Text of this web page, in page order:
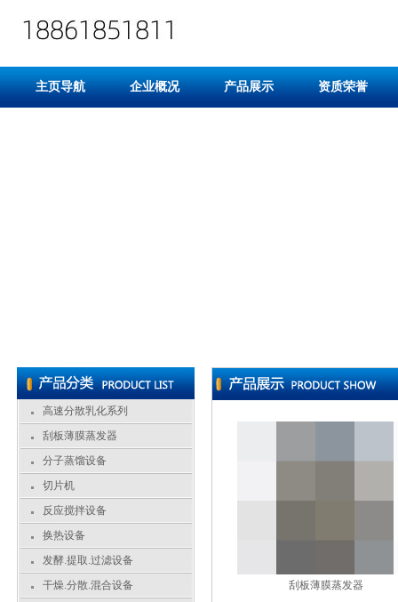
主页导航 企业概况 产品展示 资质荣誉
高速分散乳化系列
刮板薄膜蒸发器
分子蒸馏设备
切片机
反应搅拌设备
换热设备
发酵.提取.过滤设备
干燥.分散.混合设备
刮板薄膜蒸发器